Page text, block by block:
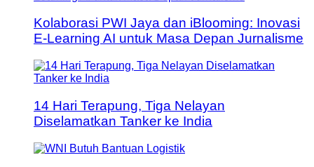
Kolaborasi PWI Jaya dan iBlooming: Inovasi
E-Learning AI untuk Masa Depan Jurnalisme
14 Hari Terapung, Tiga Nelayan
Diselamatkan Tanker ke India